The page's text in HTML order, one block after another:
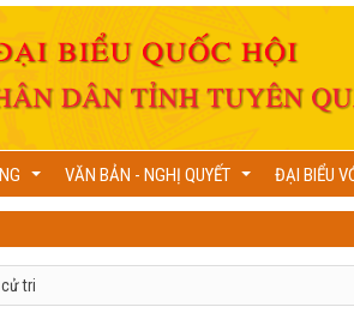
...
VĂN BẢN - NGHỊ QUYẾT
...
ĐẠI BIỂU